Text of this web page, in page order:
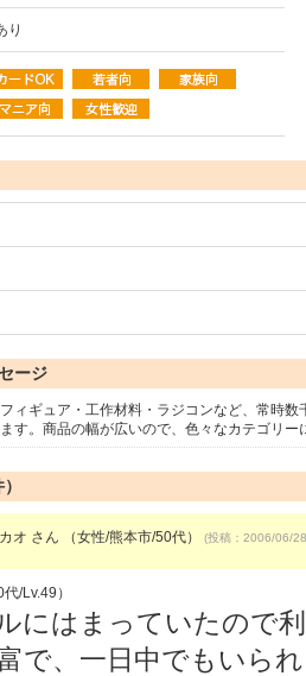
り
ージ
ィギュア・工作材料・ラジコンなど、常時
す。商品の幅が広いので、色々なカテゴリー
オ さん （女性/熊本市/50代） (投稿：2006/06/
/Lv.49）
にはまっていたので
で、一日中でもいら